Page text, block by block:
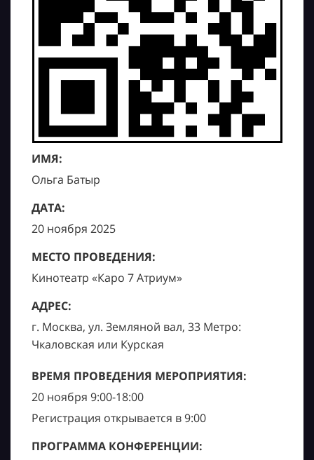
ИМЯ:
Ольга Батыр
ДАТА:
20 ноября 2025
МЕСТО ПРОВЕДЕНИЯ:
Кинотеатр «Каро 7 Атриум»
АДРЕС:
г. Москва, ул. Земляной вал, 33 Метро:
Чкаловская или Курская
ВРЕМЯ ПРОВЕДЕНИЯ МЕРОПРИЯТИЯ:
20 ноября 9:00-18:00
Регистрация открывается в 9:00
ПРОГРАММА КОНФЕРЕНЦИИ: